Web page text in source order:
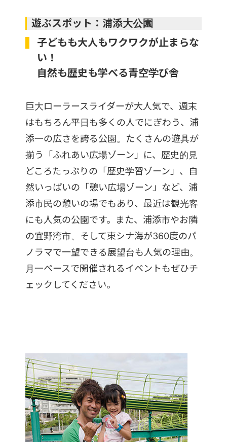
遊ぶスポット：浦添大公園
子どもも大人もワクワクが止まらな
い！
自然も歴史も学べる青空学び舎
巨大ローラースライダーが大人気で、週末
はもちろん平日も多くの人でにぎわう、浦
添一の広さを誇る公園。たくさんの遊具が
揃う「ふれあい広場ゾーン」に、歴史的見
どころたっぷりの「歴史学習ゾーン」、自
然いっぱいの「憩い広場ゾーン」など、浦
添市民の憩いの場でもあり、最近は観光客
にも人気の公園です。また、浦添市やお隣
の宜野湾市、そして東シナ海が360度のパ
ノラマで一望できる展望台も人気の理由。
月一ペースで開催されるイベントもぜひチ
ェックしてください。